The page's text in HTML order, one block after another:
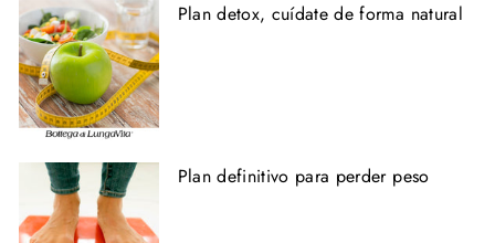
Plan detox, cuídate de forma natural
Plan definitivo para perder peso